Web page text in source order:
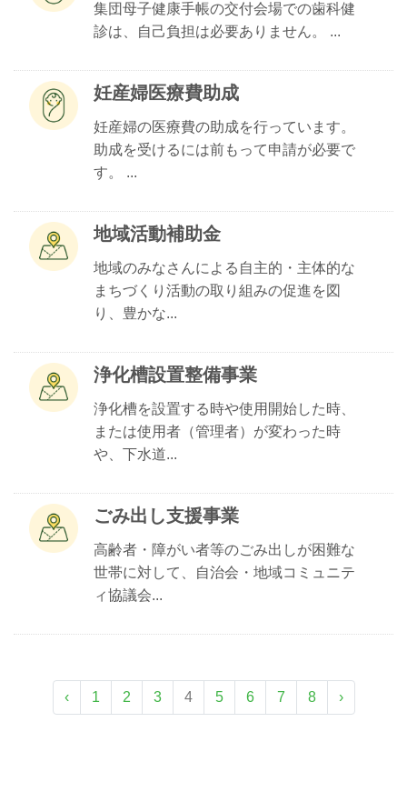
集団母子健康手帳の交付会場での歯科健
診は、自己負担は必要ありません。 ...
妊産婦医療費助成
妊産婦の医療費の助成を行っています。
助成を受けるには前もって申請が必要で
す。 ...
地域活動補助金
地域のみなさんによる自主的・主体的な
まちづくり活動の取り組みの促進を図
り、豊かな...
浄化槽設置整備事業
浄化槽を設置する時や使用開始した時、
または使用者（管理者）が変わった時
や、下水道...
ごみ出し支援事業
高齢者・障がい者等のごみ出しが困難な
世帯に対して、自治会・地域コミュニテ
ィ協議会...
‹ 1 2 3 4 5 6 7 8 ›